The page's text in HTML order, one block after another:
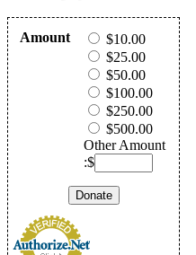
Amount
$10.00
$25.00
$50.00
$100.00
$250.00
$500.00
Other Amount
:$